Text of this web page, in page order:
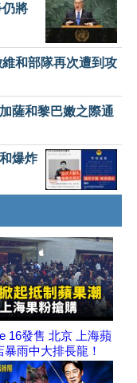
仍將
和部隊再次遭到攻
薩和黎巴嫩之際通
爆炸
16發售 北京 上海蘋
暴雨中大排長龍！